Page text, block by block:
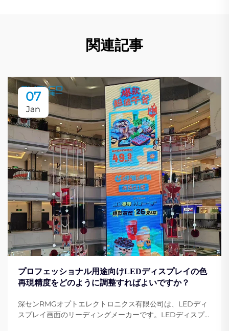
関連記事
07
Jan
プロフェッショナル用途向けLEDディスプレイの色
再現精度をどのように調整すればよいですか？
深センRMGオプトエレクトロニクス有限公司は、LEDディ
スプレイ画面のリーディングメーカーです。LEDディスプ